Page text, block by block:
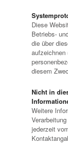
Diese
Betriebs-
die über
aufzeichnen
diesem
Nicht in
Weitere
jederzeit